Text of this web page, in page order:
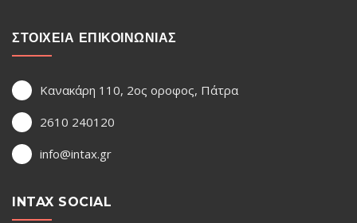
ΣΤΟΙΧΕΙΑ ΕΠΙΚΟΙΝΩΝΙΑΣ
Κανακάρη 110, 2ος οροφος, Πάτρα
2610 240120
info@intax.gr
INTAX SOCIAL